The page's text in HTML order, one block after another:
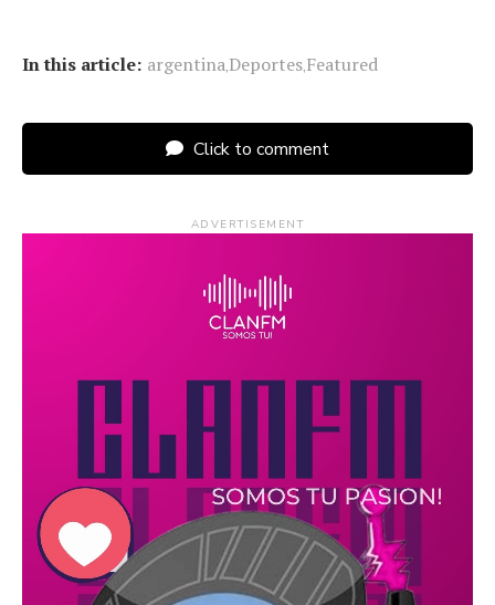
In this article: argentina,Deportes,Featured
Click to comment
ADVERTISEMENT